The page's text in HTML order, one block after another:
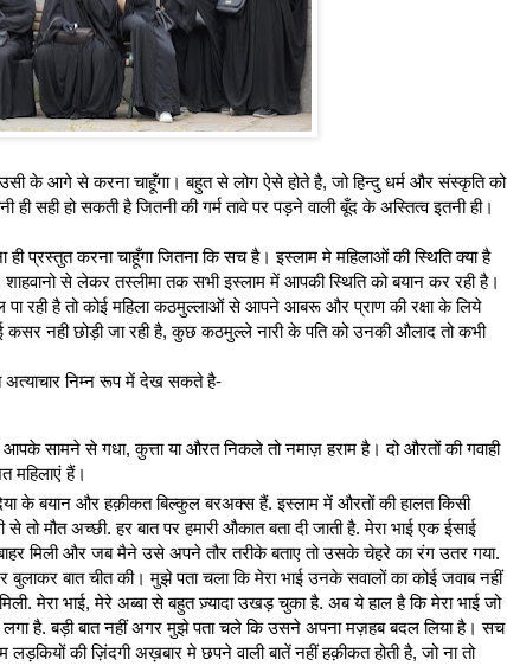
के आगे से करना चाहूँगा। बहुत से लोग ऐसे होते है, जो हिन्दु धर्म और संस्कृति को
सही हो सकती है जितनी की गर्म तावे पर पड़ने वाली बूँद के अस्तित्‍व इतनी ही।
ही प्रस्‍तुत करना चाहूँगा जितना कि सच है। इस्लाम मे महिलाओं की स्थिति क्‍या है
से लेकर तस्लीमा तक सभी इस्लाम में आपकी स्थिति को बयान कर रही है।
पा रही है तो कोई महिला कठमुल्लाओं से आपने आबरू और प्राण की रक्षा के लिये
नही छोड़ी जा रही है, कुछ कठमुल्ले नारी के पति को उनकी औलाद तो कभी
अत्याचार निम्‍न रूप में देख सकते है-
सामने से गधा, कुत्ता या औरत निकले तो नमाज़ हराम है। दो औरतों की गवाही
महिलाएं हैं।
के बयान और हक़ीकत बिल्कुल बरअक्स हैं. इस्लाम में औरतों की हालत किसी
तो मौत अच्छी. हर बात पर हमारी औकात बता दी जाती है. मेरा भाई एक ईसाई
मिली और जब मैने उसे अपने तौर तरीके बताए तो उसके चेहरे का रंग उतर गया.
बात चीत की। मुझे पता चला कि मेरा भाई उनके सवालों का कोई जवाब नहीं
मेरा भाई, मेरे अब्बा से बहुत ज़्यादा उखड़ चुका है. अब ये हाल है कि मेरा भाई जो
लगा है. बड़ी बात नहीं अगर मुझे पता चले कि उसने अपना मज़हब बदल लिया है। सच
की ज़िंदगी अख़बार मे छपने वाली बातें नहीं हक़ीकत होती है, जो ना तो